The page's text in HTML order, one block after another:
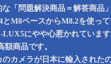
な「問題解決商品＝解答商品
M8ベースからM8.2を使っ
LUX5にやや心惹かれていま
額商品です。
カメラが日本に輸入された